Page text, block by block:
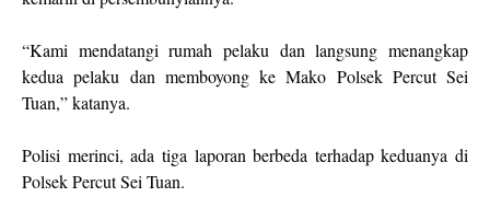
“Kami mendatangi rumah pelaku dan langsung menangkap
kedua pelaku dan memboyong ke Mako Polsek Percut Sei
Tuan,” katanya.
Polisi merinci, ada tiga laporan berbeda terhadap keduanya di
Polsek Percut Sei Tuan.